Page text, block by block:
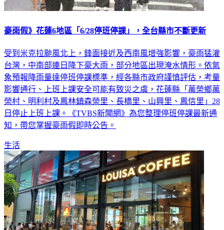
豪雨假》花蓮6地區「6/28停班停課」，全台縣市不斷更新
受到米克拉颱風北上，鋒面接近及西南風增強影響，豪雨猛灌
台灣，中南部連日降下豪大雨，部分地區出現淹水情形。依氣
象預報降雨量達停班停課標準，經各縣市政府謹慎評估，考量
影響通行、上班上課安全可能有致災之虞，花蓮縣「萬榮鄉萬
榮村、明利村及鳳林鎮森榮里、長橋里、山興里、鳳信里」28
日停止上班上課。《TVBS新聞網》為您整理停班停課最新通
知，帶您掌握豪雨假即時公告。
生活